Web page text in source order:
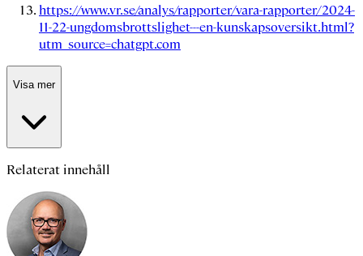
https://www.vr.se/analys/rapporter/vara-rapporter/2024-
11-22-ungdomsbrottslighet---en-kunskapsoversikt.html?
utm_source=chatgpt.com
Visa mer
Relaterat innehåll